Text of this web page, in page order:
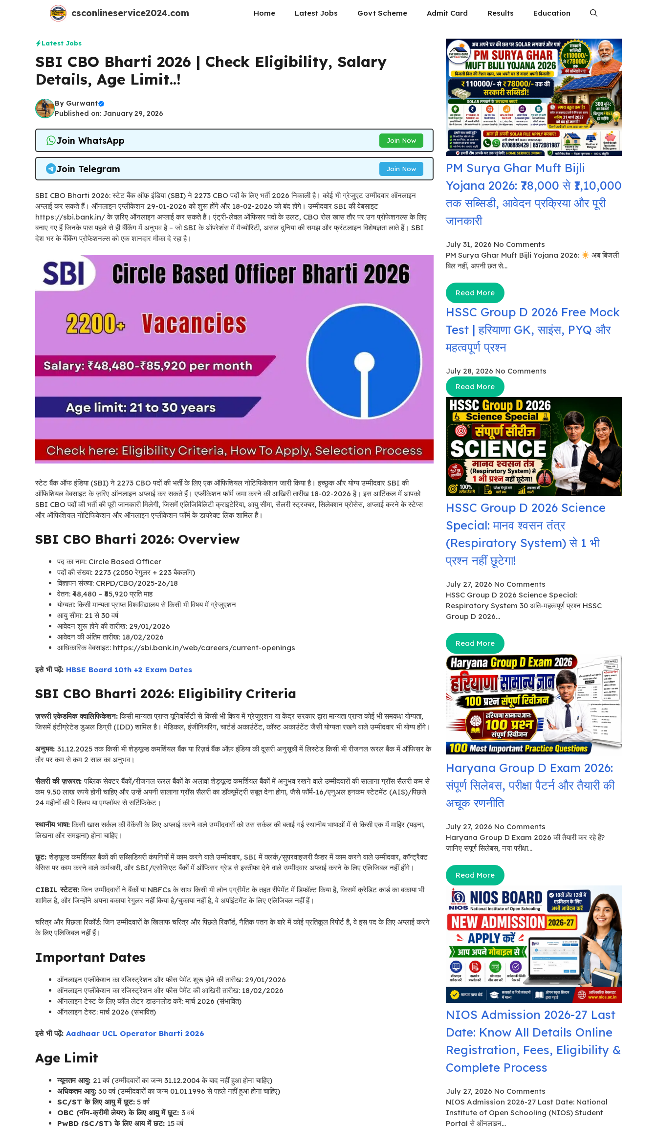
csconlineservice2024.com Home Latest Jobs Govt Scheme Admit Card Results Education
Latest Jobs
SBI CBO Bharti 2026 | Check Eligibility, Salary
Details, Age Limit..!
By Gurwant
Published on: January 29, 2026
Join WhatsApp Join Now
Join Telegram Join Now
SBI CBO Bharti 2026: स्टेट बैंक ऑफ़ इंडिया (SBI) ने 2273 CBO पदों के लिए भर्ती 2026 निकाली है। कोई भी ग्रेजुएट उम्मीदवार ऑनलाइन
अप्लाई कर सकते हैं। ऑनलाइन एप्लीकेशन 29-01-2026 को शुरू होंगे और 18-02-2026 को बंद होंगे। उम्मीदवार SBI की वेबसाइट
https://sbi.bank.in/ के ज़रिए ऑनलाइन अप्लाई कर सकते हैं। एंट्री-लेवल ऑफिसर पदों के उलट, CBO रोल खास तौर पर उन प्रोफेशनल्स के लिए
बनाए गए हैं जिनके पास पहले से ही बैंकिंग में अनुभव है – जो SBI के ऑपरेशंस में मैच्योरिटी, असल दुनिया की समझ और फ्रंटलाइन विशेषज्ञता लाते हैं। SBI
देश भर के बैंकिंग प्रोफेशनल्स को एक शानदार मौका दे रहा है।
स्टेट बैंक ऑफ इंडिया (SBI) ने 2273 CBO पदों की भर्ती के लिए एक ऑफिशियल नोटिफिकेशन जारी किया है। इच्छुक और योग्य उम्मीदवार SBI की
ऑफिशियल वेबसाइट के ज़रिए ऑनलाइन अप्लाई कर सकते हैं। एप्लीकेशन फॉर्म जमा करने की आखिरी तारीख 18-02-2026 है। इस आर्टिकल में आपको
SBI CBO पदों की भर्ती की पूरी जानकारी मिलेगी, जिसमें एलिजिबिलिटी क्राइटेरिया, आयु सीमा, सैलरी स्ट्रक्चर, सिलेक्शन प्रोसेस, अप्लाई करने के स्टेप्स
और ऑफिशियल नोटिफिकेशन और ऑनलाइन एप्लीकेशन फॉर्म के डायरेक्ट लिंक शामिल हैं।
SBI CBO Bharti 2026: Overview
पद का नाम: Circle Based Officer
पदों की संख्या: 2273 (2050 रेगुलर + 223 बैकलॉग)
विज्ञापन संख्या: CRPD/CBO/2025-26/18
वेतन: ₹48,480 – ₹85,920 प्रति माह
योग्यता: किसी मान्यता प्राप्त विश्वविद्यालय से किसी भी विषय में ग्रेजुएशन
आयु सीमा: 21 से 30 वर्ष
आवेदन शुरू होने की तारीख: 29/01/2026
आवेदन की अंतिम तारीख: 18/02/2026
आधिकारिक वेबसाइट: https://sbi.bank.in/web/careers/current-openings
इसे भी पढ़ें: HBSE Board 10th +2 Exam Dates
SBI CBO Bharti 2026: Eligibility Criteria
ज़रूरी एकेडमिक क्वालिफिकेशन:किसी मान्यता प्राप्त यूनिवर्सिटी से किसी भी विषय में ग्रेजुएशन या केंद्र सरकार द्वारा मान्यता प्राप्त कोई भी समकक्ष योग्यता,
जिसमें इंटीग्रेटेड डुअल डिग्री (IDD) शामिल है। मेडिकल, इंजीनियरिंग, चार्टर्ड अकाउंटेंट, कॉस्ट अकाउंटेंट जैसी योग्यता रखने वाले उम्मीदवार भी योग्य होंगे।
अनुभव: 31.12.2025 तक किसी भी शेड्यूल्ड कमर्शियल बैंक या रिज़र्व बैंक ऑफ़ इंडिया की दूसरी अनुसूची में लिस्टेड किसी भी रीजनल रूरल बैंक में ऑफिसर के
तौर पर कम से कम 2 साल का अनुभव।
सैलरी की ज़रूरत:पब्लिक सेक्टर बैंकों/रीजनल रूरल बैंकों के अलावा शेड्यूल्ड कमर्शियल बैंकों में अनुभव रखने वाले उम्मीदवारों की सालाना ग्रॉस सैलरी कम से
कम 9.50 लाख रुपये होनी चाहिए और उन्हें अपनी सालाना ग्रॉस सैलरी का डॉक्यूमेंट्री सबूत देना होगा, जैसे फॉर्म-16/एनुअल इनकम स्टेटमेंट (AIS)/पिछले
24 महीनों की पे स्लिप या एम्प्लॉयर से सर्टिफिकेट।
स्थानीय भाषा:किसी खास सर्कल की वैकेंसी के लिए अप्लाई करने वाले उम्मीदवारों को उस सर्कल की बताई गई स्थानीय भाषाओं में से किसी एक में माहिर (पढ़ना,
लिखना और समझना) होना चाहिए।
छूट:शेड्यूल्ड कमर्शियल बैंकों की सब्सिडियरी कंपनियों में काम करने वाले उम्मीदवार, SBI में क्लर्क/सुपरवाइजरी कैडर में काम करने वाले उम्मीदवार, कॉन्ट्रैक्ट
बेसिस पर काम करने वाले कर्मचारी, और SBI/एसोसिएट बैंकों में ऑफिसर ग्रेड से इस्तीफा देने वाले उम्मीदवार अप्लाई करने के लिए एलिजिबल नहीं होंगे।
CIBIL स्टेटस:जिन उम्मीदवारों ने बैंकों या NBFCs के साथ किसी भी लोन एग्रीमेंट के तहत रीपेमेंट में डिफॉल्ट किया है, जिसमें क्रेडिट कार्ड का बकाया भी
शामिल है, और जिन्होंने अपना बकाया रेगुलर नहीं किया है/चुकाया नहीं है, वे अपॉइंटमेंट के लिए एलिजिबल नहीं हैं।
चरित्र और पिछला रिकॉर्ड: जिन उम्मीदवारों के खिलाफ चरित्र और पिछले रिकॉर्ड, नैतिक पतन के बारे में कोई प्रतिकूल रिपोर्ट है, वे इस पद के लिए अप्लाई करने
के लिए एलिजिबल नहीं हैं।
Important Dates
ऑनलाइन एप्लीकेशन का रजिस्ट्रेशन और फीस पेमेंट शुरू होने की तारीख: 29/01/2026
ऑनलाइन एप्लीकेशन का रजिस्ट्रेशन और फीस पेमेंट की आखिरी तारीख: 18/02/2026
ऑनलाइन टेस्ट के लिए कॉल लेटर डाउनलोड करें: मार्च 2026 (संभावित)
ऑनलाइन टेस्ट: मार्च 2026 (संभावित)
इसे भी पढ़ें: Aadhaar UCL Operator Bharti 2026
Age Limit
न्यूनतम आयु: 21 वर्ष (उम्मीदवारों का जन्म 31.12.2004 के बाद नहीं हुआ होना चाहिए)
अधिकतम आयु: 30 वर्ष (उम्मीदवारों का जन्म 01.01.1996 से पहले नहीं हुआ होना चाहिए)
SC/ST के लिए आयु में छूट: 5 वर्ष
OBC (नॉन-क्रीमी लेयर) के लिए आयु में छूट: 3 वर्ष
PwBD (SC/ST) के लिए आयु में छूट: 15 वर्ष
PM Surya Ghar Muft Bijli
Yojana 2026: ₹78,000 से ₹1,10,000
तक सब्सिडी, आवेदन प्रक्रिया और पूरी
जानकारी
July 31, 2026 No Comments
PM Surya Ghar Muft Bijli Yojana 2026:
अब बिजली
बिल नहीं, अपनी छत से...
Read More
HSSC Group D 2026 Free Mock
Test | हरियाणा GK, साइंस, PYQ और
महत्वपूर्ण प्रश्न
July 28, 2026 No Comments
Read More
HSSC Group D 2026 Science
Special: मानव श्वसन तंत्र
(Respiratory System) से 1 भी
प्रश्न नहीं छूटेगा!
July 27, 2026 No Comments
HSSC Group D 2026 Science Special:
Respiratory System 30 अति-महत्वपूर्ण प्रश्न HSSC
Group D 2026...
Read More
Haryana Group D Exam 2026:
संपूर्ण सिलेबस, परीक्षा पैटर्न और तैयारी की
अचूक रणनीति
July 27, 2026 No Comments
Haryana Group D Exam 2026 की तैयारी कर रहे हैं?
जानिए संपूर्ण सिलेबस, नया परीक्षा...
Read More
NIOS Admission 2026-27 Last
Date: Know All Details Online
Registration, Fees, Eligibility &
Complete Process
July 27, 2026 No Comments
NIOS Admission 2026-27 Last Date: National
Institute of Open Schooling (NIOS) Student
Portal से ऑनलाइन...